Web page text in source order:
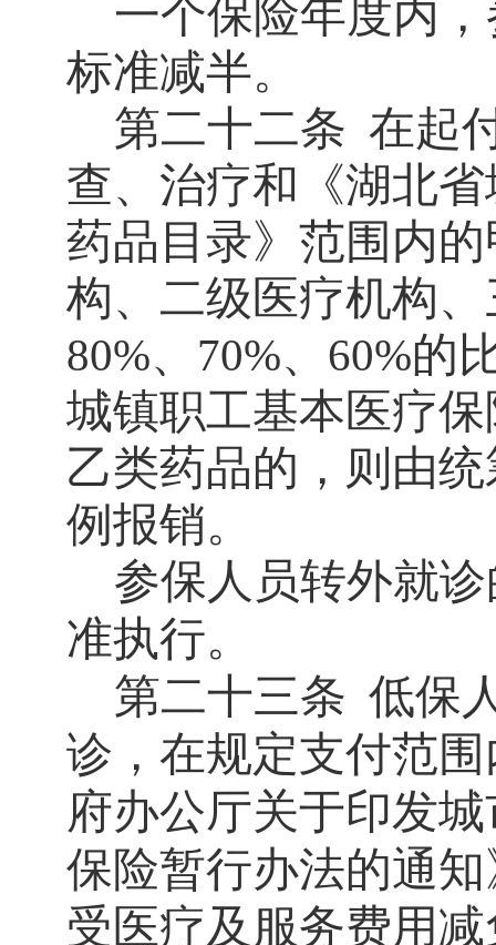
一个保险年度内
标准减半。
第二十二条 在起
查、治疗和《湖北
药品目录》范围内
构、二级医疗机构
80%、 70%、 60%的
城镇职工基本医疗
乙类药品的，则由
例报销。
参保人员转外就
准执行。
第二十三条 低保
诊，在规定支付范
府办公厅关于印发
保险暂行办法的通
受医疗及服务费用